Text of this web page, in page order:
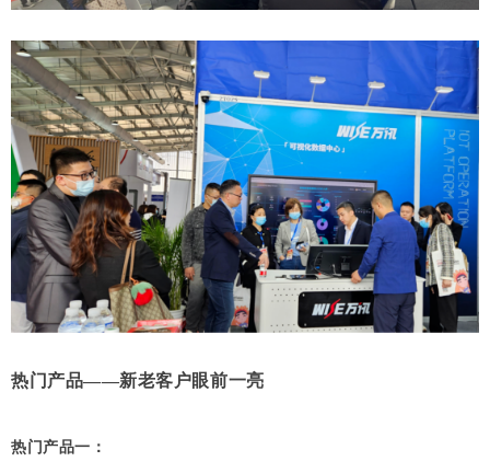
热门产品——新老客户眼前一亮
热门产品一：